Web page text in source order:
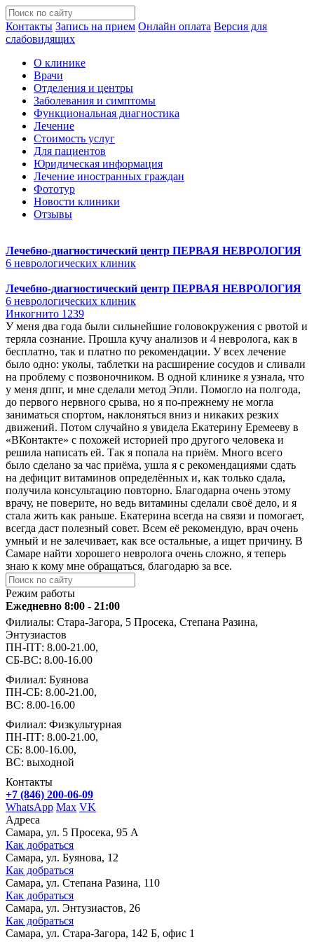
Контакты Запись на прием Онлайн оплата Версия для
слабовидящих
О клинике
Врачи
Отделения и центры
Заболевания и симптомы
Функциональная диагностика
Лечение
Стоимость услуг
Для пациентов
Юридическая информация
Лечение иностранных граждан
Фототур
Новости клиники
Отзывы
Лечебно-диагностический центр ПЕРВАЯ НЕВРОЛОГИЯ
6 неврологических клиник
Лечебно-диагностический центр ПЕРВАЯ НЕВРОЛОГИЯ
6 неврологических клиник
Инкогнито 1239
У меня два года были сильнейшие головокружения с рвотой и
теряла сознание. Прошла кучу анализов и 4 невролога, как в
бесплатно, так и платно по рекомендации. У всех лечение
было одно: уколы, таблетки на расширение сосудов и сливали
на проблему с позвоночником. В одной клинике я узнала, что
у меня дппг, и мне сделали метод Эпли. Помогло на полгода,
до первого нервного срыва, но я по-прежнему не могла
заниматься спортом, наклоняться вниз и никаких резких
движений. Потом случайно я увидела Екатерину Еремееву в
«ВКонтакте» с похожей историей про другого человека и
решила написать ей. Так я попала на приём. Много всего
было сделано за час приёма, ушла я с рекомендациями сдать
на дефицит витаминов определённых и, как только сдала,
получила консультацию повторно. Благодарна очень этому
врачу, не поверите, но ведь витамины сделали своё дело, и я
стала жить как раньше. Екатерина всегда на связи и помогает,
всегда даст полезный совет. Всем её рекомендую, врач очень
умный и не залечивает, как все остальные, а ищет причину. В
Самаре найти хорошего невролога очень сложно, я теперь
знаю к кому мне обращаться, благодарю за все.
Режим работы
Ежедневно 8:00 - 21:00
Филиалы: Стара-Загора, 5 Просека, Степана Разина,
Энтузиастов
ПН-ПТ: 8.00-21.00,
СБ-ВС: 8.00-16.00
Филиал: Буянова
ПН-СБ: 8.00-21.00,
ВС: 8.00-16.00
Филиал: Физкультурная
ПН-ПТ: 8.00-21.00,
СБ: 8.00-16.00,
ВС: выходной
Контакты
+7 (846) 200-06-09
WhatsApp Max VK
Адреса
Самара, ул. 5 Просека, 95 А
Как добраться
Самара, ул. Буянова, 12
Как добраться
Самара, ул. Степана Разина, 110
Как добраться
Самара, ул. Энтузиастов, 26
Как добраться
Самара, ул. Стара-Загора, 142 Б, офис 1